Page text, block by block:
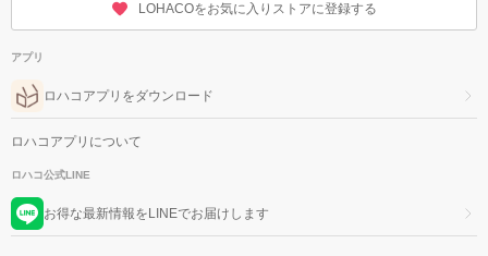
LOHACOをお気に入りストアに登録する
アプリ
ロハコアプリをダウンロード
ロハコアプリについて
ロハコ公式LINE
お得な最新情報をLINEでお届けします